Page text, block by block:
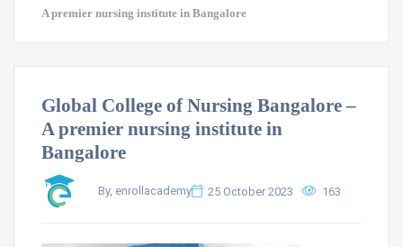
A premier nursing institute in Bangalore
Global College of Nursing Bangalore –
A premier nursing institute in
Bangalore
By, enrollacademy 25 October 2023 163